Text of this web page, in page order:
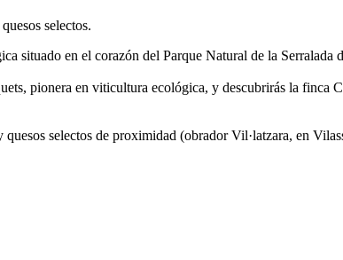
selectos.
situado en el corazón del Parque Natural de la Serralada
pionera en viticultura ecológica, y descubrirás la finca
selectos de proximidad (obrador Vil·latzara, en